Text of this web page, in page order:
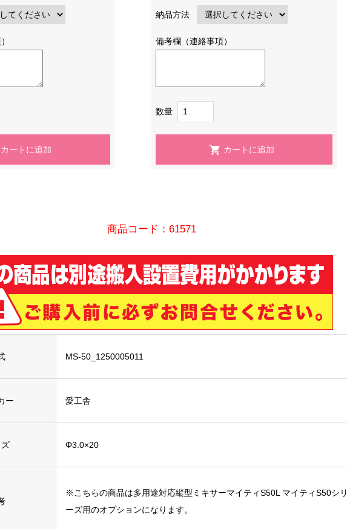
納品方法
備考欄（連絡事項）
数量
商品コード：61571
MS-50_1250005011
ー 愛工舎
Φ3.0×20
※こちらの商品は多用途対応縦型ミキサーマイティS50L マイティS50シリ
ーズ用のオプションになります。